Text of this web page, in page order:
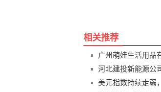
相关推荐
广州萌娃生活用品
河北建投新能源公
美元指数持续走弱